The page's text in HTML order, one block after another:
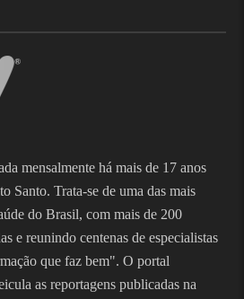
mensalmente há mais de 17 anos
Santo. Trata-se de uma das mais
do Brasil, com mais de 200
e reunindo centenas de especialistas
que faz bem". O portal
as reportagens publicadas na